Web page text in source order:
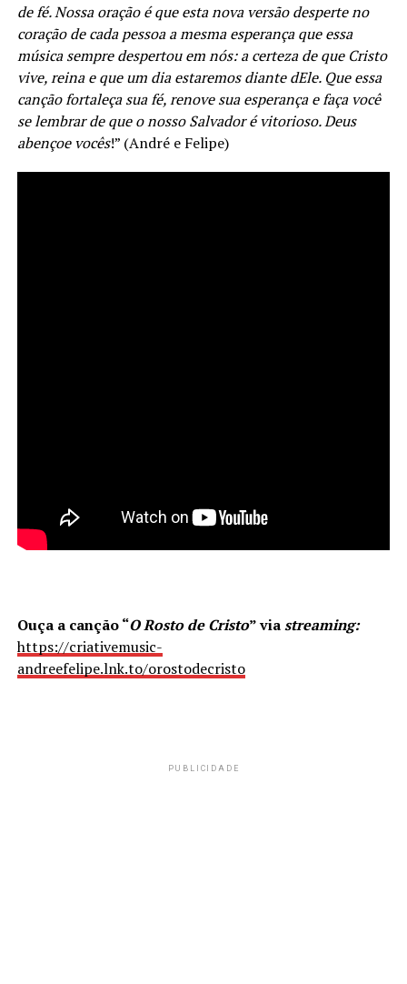
de fé. Nossa oração é que esta nova versão desperte no
coração de cada pessoa a mesma esperança que essa
música sempre despertou em nós: a certeza de que Cristo
vive, reina e que um dia estaremos diante dEle. Que essa
canção fortaleça sua fé, renove sua esperança e faça você
se lembrar de que o nosso Salvador é vitorioso. Deus
abençoe vocês!” (André e Felipe)
Ouça a canção “O Rosto de Cristo” viastreaming:
https://criativemusic-
andreefelipe.lnk.to/orostodecristo
PUBLICIDADE